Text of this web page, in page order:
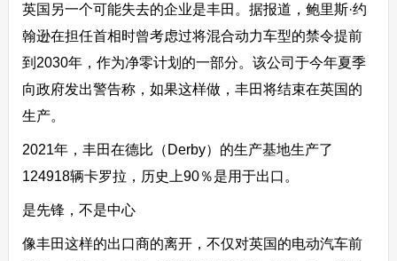
英国另一个可能失去的企业是丰田。据报道，鲍里斯·约
翰逊在担任首相时曾考虑过将混合动力车型的禁令提前
到2030年，作为净零计划的一部分。该公司于今年夏季
向政府发出警告称，如果这样做，丰田将结束在英国的
生产。
2021年，丰田在德比（Derby）的生产基地生产了
124918辆卡罗拉，历史上90％是用于出口。
是先锋，不是中心
像丰田这样的出口商的离开，不仅对英国的电动汽车前